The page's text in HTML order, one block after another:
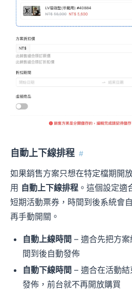
自動上下線排程 #
如果銷售方案只想在特定檔期開
用 自動上下線排程 。這個設定適
短期活動票券，時間到後系統會
再手動開關。
自動上線時間 – 適合先把方
間到後自動發佈
自動下線時間 – 適合在活動
發佈，前台就不再開放購買